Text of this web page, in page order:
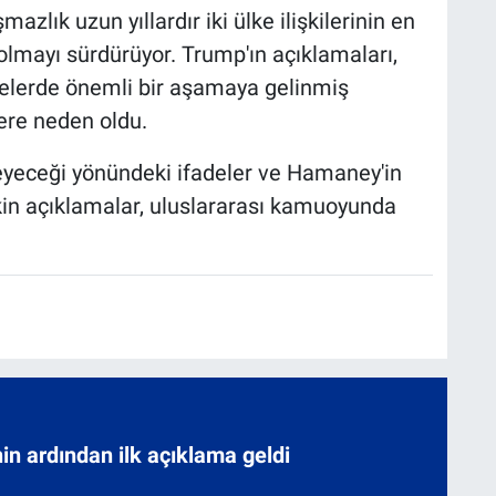
uzun yıllardır iki ülke ilişkilerinin en
sürdürüyor. Trump'ın açıklamaları,
önemli bir aşamaya gelinmiş
neden oldu.
yönündeki ifadeler ve Hamaney'in
açıklamalar, uluslararası kamuoyunda
ardından ilk açıklama geldi